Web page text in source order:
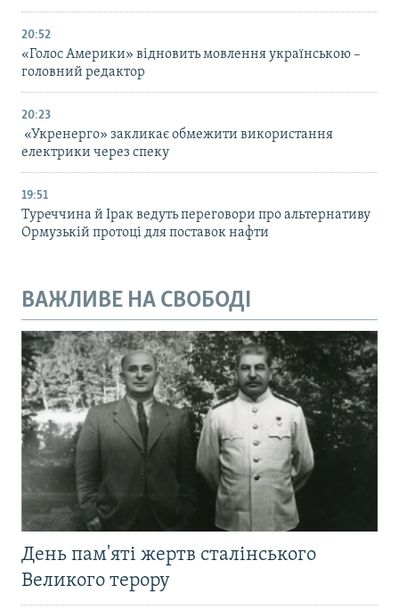
20:52
«Голос Америки» відновить мовлення українською –
головний редактор
20:23
«Укренерго» закликає обмежити використання
електрики через спеку
19:51
Туреччина й Ірак ведуть переговори про альтернативу
Ормузькій протоці для поставок нафти
ВАЖЛИВЕ НА СВОБОДІ
День пам'яті жертв сталінського
Великого терору